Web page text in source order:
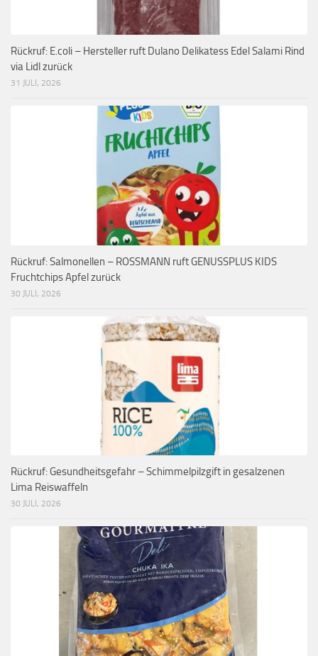
Rückruf: E.coli – Hersteller ruft Dulano Delikatess Edel Salami Rind
via Lidl zurück
31 JULI, 2026
Rückruf: Salmonellen – ROSSMANN ruft GENUSSPLUS KIDS
Fruchtchips Apfel zurück
30 JULI, 2026
Rückruf: Gesundheitsgefahr – Schimmelpilzgift in gesalzenen
Lima Reiswaffeln
30 JULI, 2026